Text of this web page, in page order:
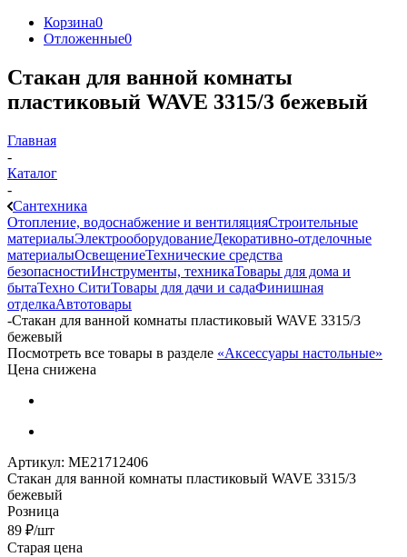
Корзина0
Отложенные0
Стакан для ванной комнаты
пластиковый WAVE 3315/3 бежевый
Главная
-
Каталог
-
Сантехника
Отопление, водоснабжение и вентиляцияСтроительные
материалыЭлектрооборудованиеДекоративно-отделочные
материалыОсвещениеТехнические средства
безопасностиИнструменты, техникаТовары для дома и
бытаТехно СитиТовары для дачи и садаФинишная
отделкаАвтотовары
-Стакан для ванной комнаты пластиковый WAVE 3315/3
бежевый
Посмотреть все товары в разделе «Аксессуары настольные»
Цена снижена
Артикул: МЕ21712406
Стакан для ванной комнаты пластиковый WAVE 3315/3
бежевый
Розница
89 ₽/шт
Старая цена